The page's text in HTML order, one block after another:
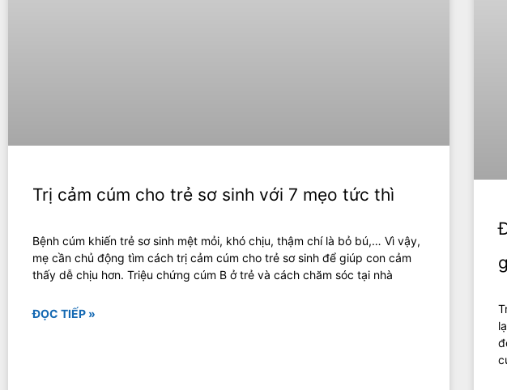
Trị cảm cúm cho trẻ sơ sinh với 7 mẹo tức thì
Bệnh cúm khiến trẻ sơ sinh mệt mỏi, khó chịu, thậm chí là bỏ bú,… Vì vậy,
mẹ cần chủ động tìm cách trị cảm cúm cho trẻ sơ sinh để giúp con cảm
thấy dễ chịu hơn. Triệu chứng cúm B ở trẻ và cách chăm sóc tại nhà
ĐỌC TIẾP »